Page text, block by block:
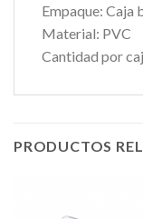
Empaque: Caja
Material: PVC
Cantidad por
PRODUCTOS